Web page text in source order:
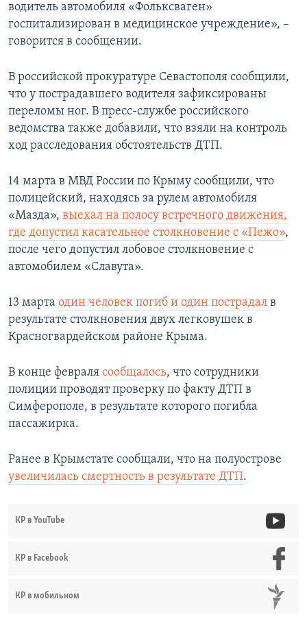
водитель автомобиля «Фольксваген»
госпитализирован в медицинское учреждение», –
говорится в сообщении.
В российской прокуратуре Севастополя сообщили,
что у пострадавшего водителя зафиксированы
переломы ног. В пресс-службе российского
ведомства также добавили, что взяли на контроль
ход расследования обстоятельств ДТП.
14 марта в МВД России по Крыму сообщили, что
полицейский, находясь за рулем автомобиля
«Мазда», выехал на полосу встречного движения,
где допустил касательное столкновение с «Пежо»,
после чего допустил лобовое столкновение с
автомобилем «Славута».
13 марта один человек погиб и один пострадал в
результате столкновения двух легковушек в
Красногвардейском районе Крыма.
В конце февраля сообщалось, что сотрудники
полиции проводят проверку по факту ДТП в
Симферополе, в результате которого погибла
пассажирка.
Ранее в Крымстате сообщали, что на полуострове
увеличилась смертность в результате ДТП.
КР в YouTube
КР в Facebook
КР в мобильном